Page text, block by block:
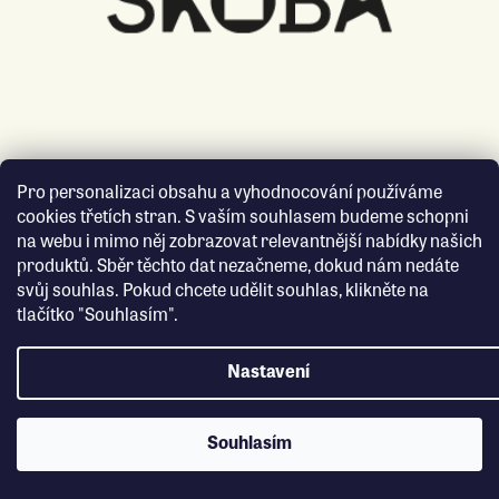
Pro personalizaci obsahu a vyhodnocování používáme
cookies třetích stran. S vaším souhlasem budeme schopni
na webu i mimo něj zobrazovat relevantnější nabídky našich
produktů. Sběr těchto dat nezačneme, dokud nám nedáte
svůj souhlas. Pokud chcete udělit souhlas, klikněte na
tlačítko "Souhlasím".
Nastavení
Souhlasím